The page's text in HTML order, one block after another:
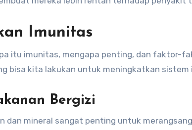
Imunitas
itu imunitas, mengapa penting, dan faktor-
bisa kita lakukan untuk meningkatkan sistem
Bergizi
dan mineral sangat penting untuk